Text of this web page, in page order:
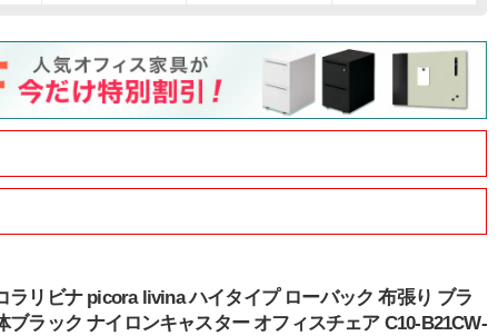
ラリビナ picora livina ハイタイプ ローバック 布張り ブラ
ブラック ナイロンキャスター オフィスチェア C10-B21CW-